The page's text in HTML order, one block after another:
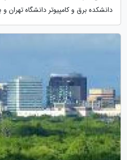
دانشکده برق و کامپیوتر دانشگاه تهران